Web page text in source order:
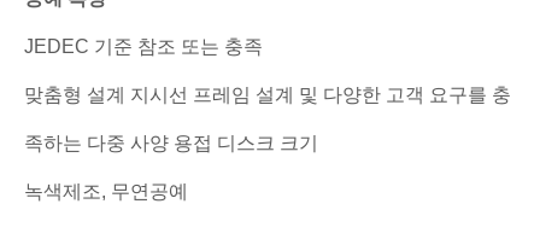
JEDEC 기준 참조 또는 충족
맞춤형 설계 지시선 프레임 설계 및 다양한 고객 요구를 충
족하는 다중 사양 용접 디스크 크기
녹색제조, 무연공예